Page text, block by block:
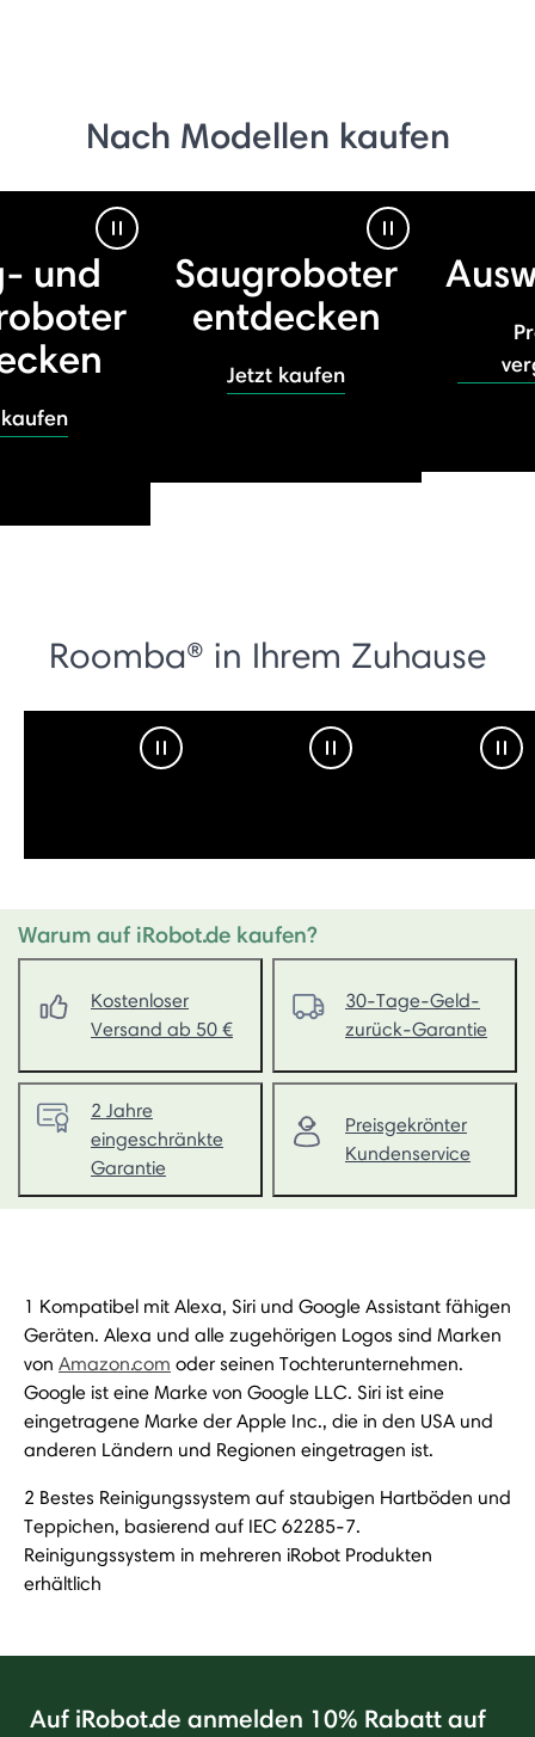
Nach Modellen kaufen
Pause Video
und
Pause Video
Saugroboter
entdecken
Jetzt kaufen
Roomba® in Ihrem Zuhause
Pause Video Pause Video
Warum auf iRobot.de kaufen?
Kostenloser
Versand ab 50 €
30-Tage-Geld-
zurück-Garantie
2 Jahre
eingeschränkte
Garantie
Preisgekrönter
Kundenservice
1 Kompatibel mit Alexa, Siri und Google Assistant fähigen
Geräten. Alexa und alle zugehörigen Logos sind Marken
von Amazon.com oder seinen Tochterunternehmen.
Google ist eine Marke von Google LLC. Siri ist eine
eingetragene Marke der Apple Inc., die in den USA und
anderen Ländern und Regionen eingetragen ist.
2 Bestes Reinigungssystem auf staubigen Hartböden und
Teppichen, basierend auf IEC 62285-7.
Reinigungssystem in mehreren iRobot Produkten
erhältlich
Auf iRobot.de anmelden 10% Rabatt auf